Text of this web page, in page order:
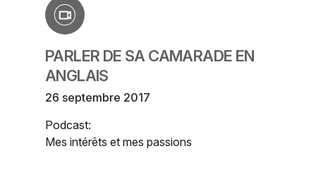
PARLER DE SA CAMARADE EN
ANGLAIS
26 septembre 2017
Podcast:
Mes intérêts et mes passions